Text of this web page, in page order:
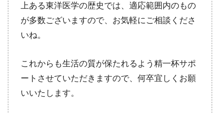
上ある東洋医学の歴史では、適応範囲内のもの
が多数ございますので、お気軽にご相談くださ
いね。
これからも生活の質が保たれるよう精一杯サポ
ートさせていただきますので、何卒宜しくお願
いいたします。